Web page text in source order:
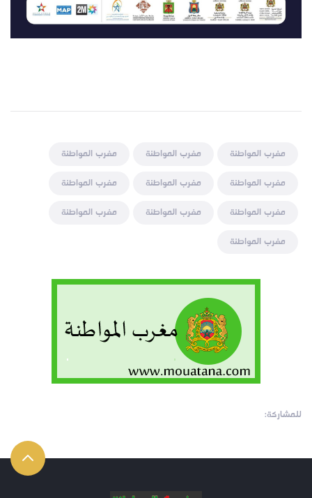
مغرب المواطنة مغرب المواطنة
مغرب المواطنة
مغرب المواطنة
مغرب المواطنة
مغرب المواطنة
مغرب المواطنة
مغرب المواطنة
مغرب المواطنة
مغرب المواطنة
للمشاركة: